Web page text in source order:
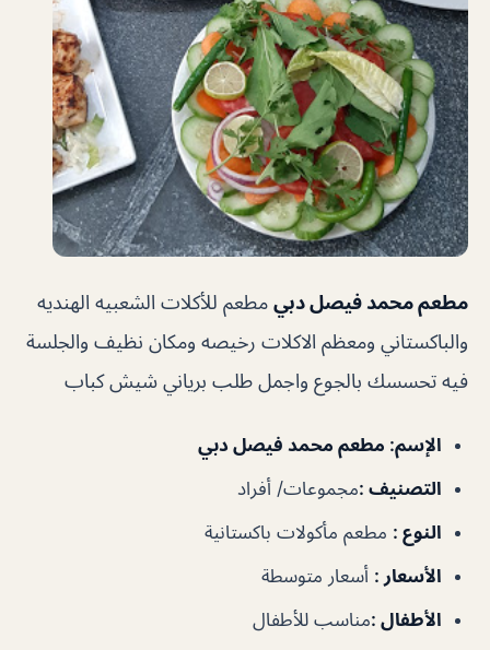
مطعم محمد فيصل دبي مطعم للأكلات الشعبيه الهنديه
والباكستاني ومعظم الاكلات رخيصه ومكان نظيف والجلسة
فيه تحسسك بالجوع واجمل طلب برياني شيش كباب
الإسم: مطعم محمد فيصل دبي
التصنيف :مجموعات/ أفراد
النوع : مطعم مأكولات باكستانية
الأسعار : أسعار متوسطة
الأطفال :مناسب للأطفال